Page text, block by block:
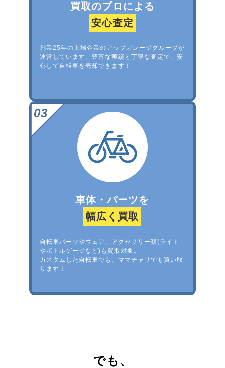
買取のプロによる
安心査定
創業25年の上場企業のアップガレージグループが
運営しています。豊富な実績と丁寧な査定で、安
心して自転車を売却できます！
車体・パーツを
幅広く買取
自転車パーツやウェア、アクセサリー類(ライト
やボトルゲージなど)も買取対象。
カスタムした自転車でも、ママチャリでも買い取
ります！
でも、